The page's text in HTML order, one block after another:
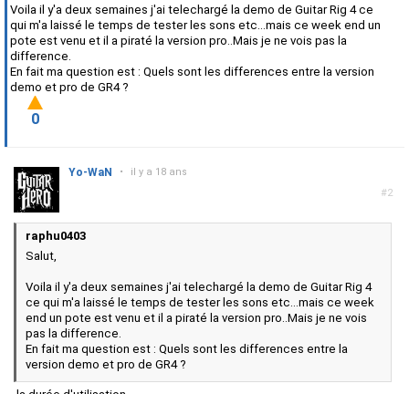
Voila il y'a deux semaines j'ai telechargé la demo de Guitar Rig 4 ce
qui m'a laissé le temps de tester les sons etc...mais ce week end un
pote est venu et il a piraté la version pro..Mais je ne vois pas la
difference.
En fait ma question est : Quels sont les differences entre la version
demo et pro de GR4 ?
0
#2
Yo-WaN • il y a 18 ans
raphu0403
Salut,
Voila il y'a deux semaines j'ai telechargé la demo de Guitar Rig 4
ce qui m'a laissé le temps de tester les sons etc...mais ce week
end un pote est venu et il a piraté la version pro..Mais je ne vois
pas la difference.
En fait ma question est : Quels sont les differences entre la
version demo et pro de GR4 ?